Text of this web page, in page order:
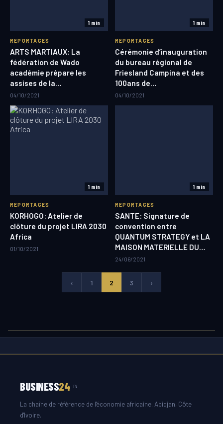
1 min
REPORTAGES
ARTS MARTIAUX: La
fédération de Wado
académie prépare les
assises de la…
04/10/2021
1 min
REPORTAGES
Cérémonie d’inauguration
du bureau régional de
Friesland Campina et des
100ans de…
04/10/2021
1 min
REPORTAGES
KORHOGO: Atelier de
clôture du projet LIRA 2030
Africa
01/10/2021
1 min
REPORTAGES
SANTE: Signature de
convention entre
QUANTUM STRATEGY et LA
MAISON MATERIELLE DU…
24/06/2021
‹ 1 2 3 ›
BUSINESS24 TV
La chaîne de référence de l'économie africaine. Abidjan, Côte
d'Ivoire.